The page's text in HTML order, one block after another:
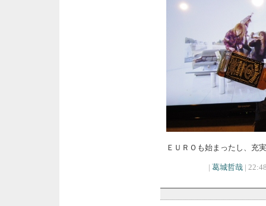
ＥＵＲＯも始まったし、充
| 葛城哲哉 |